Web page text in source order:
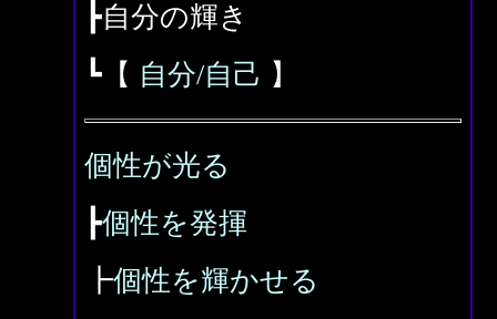
┣自分の輝き
┗【 自分/自己 】
個性が光る
┣個性を発揮
┣個性を輝かせる